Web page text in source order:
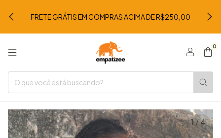
FRETE GRÁTIS EM COMPRAS ACIMA DE R$250,00
0
1/4